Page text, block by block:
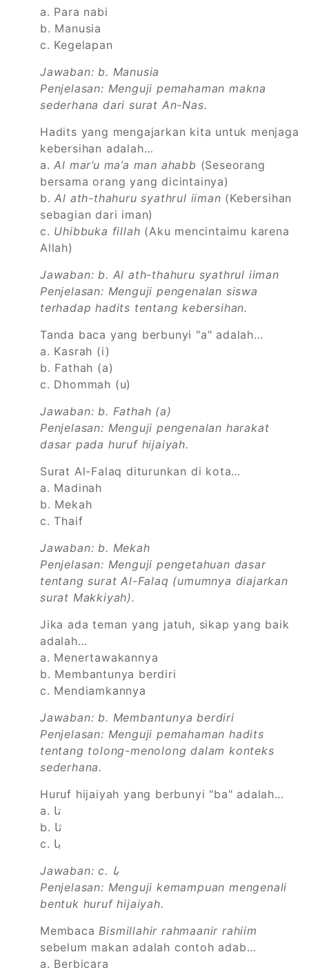
a. Para nabi
b. Manusia
c. Kegelapan
Jawaban: b. Manusia
Penjelasan: Menguji pemahaman makna
sederhana dari surat An-Nas.
Hadits yang mengajarkan kita untuk menjaga
kebersihan adalah…
a.Al mar’u ma’a man ahabb (Seseorang
bersama orang yang dicintainya)
b.Al ath-thahuru syathrul iiman (Kebersihan
sebagian dari iman)
c. Uhibbuka fillah (Aku mencintaimu karena
Allah)
Jawaban: b. Al ath-thahuru syathrul iiman
Penjelasan: Menguji pengenalan siswa
terhadap hadits tentang kebersihan.
Tanda baca yang berbunyi "a" adalah…
a. Kasrah (i)
b. Fathah (a)
c. Dhommah (u)
Jawaban: b. Fathah (a)
Penjelasan: Menguji pengenalan harakat
dasar pada huruf hijaiyah.
Surat Al-Falaq diturunkan di kota…
a. Madinah
b. Mekah
c. Thaif
Jawaban: b. Mekah
Penjelasan: Menguji pengetahuan dasar
tentang surat Al-Falaq (umumnya diajarkan
surat Makkiyah).
Jika ada teman yang jatuh, sikap yang baik
adalah…
a. Menertawakannya
b. Membantunya berdiri
c. Mendiamkannya
Jawaban: b. Membantunya berdiri
Penjelasan: Menguji pemahaman hadits
tentang tolong-menolong dalam konteks
sederhana.
Huruf hijaiyah yang berbunyi "ba" adalah…
a. تا
b. ثا
c. با
Jawaban: c. با
Penjelasan: Menguji kemampuan mengenali
bentuk huruf hijaiyah.
MembacaBismillahir rahmaanir rahiim
sebelum makan adalah contoh adab…
a. Berbicara